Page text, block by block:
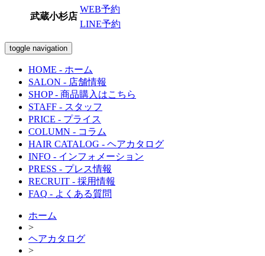
武蔵小杉店
WEB予約
LINE予約
toggle navigation
HOME - ホーム
SALON - 店舗情報
SHOP- 商品購入はこちら
STAFF - スタッフ
PRICE - プライス
COLUMN - コラム
HAIR CATALOG - ヘアカタログ
INFO - インフォメーション
PRESS - プレス情報
RECRUIT - 採用情報
FAQ - よくある質問
ホーム
>
ヘアカタログ
>